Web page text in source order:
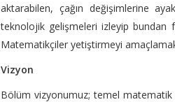
aktarabilen, çağın değişimlerine
teknolojik gelişmeleri izleyip bundan
Matematikçiler yetiştirmeyi
Vizyon
Bölüm vizyonumuz; temel matematik